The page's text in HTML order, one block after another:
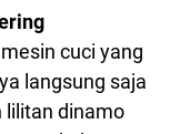
cuci yang
langsung saja
lilitan dinamo